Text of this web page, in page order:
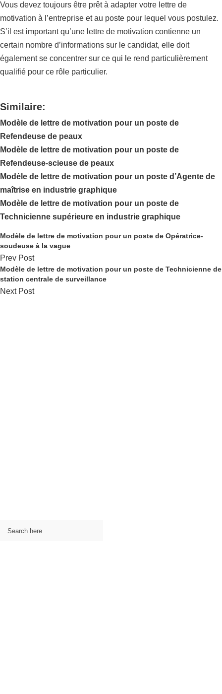
Vous devez toujours être prêt à adapter votre lettre de
motivation à l’entreprise et au poste pour lequel vous postulez.
S’il est important qu’une lettre de motivation contienne un
certain nombre d’informations sur le candidat, elle doit
également se concentrer sur ce qui le rend particulièrement
qualifié pour ce rôle particulier.
Similaire:
Modèle de lettre de motivation pour un poste de
Refendeuse de peaux
Modèle de lettre de motivation pour un poste de
Refendeuse-scieuse de peaux
Modèle de lettre de motivation pour un poste d’Agente de
maîtrise en industrie graphique
Modèle de lettre de motivation pour un poste de
Technicienne supérieure en industrie graphique
Modèle de lettre de motivation pour un poste de Opératrice-
soudeuse à la vague
Prev Post
Modèle de lettre de motivation pour un poste de Technicienne de
station centrale de surveillance
Next Post